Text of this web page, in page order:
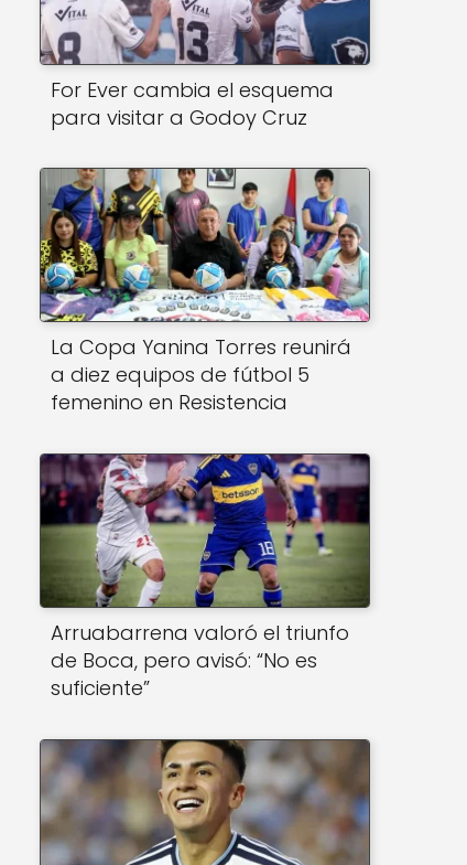
For Ever cambia el esquema
para visitar a Godoy Cruz
La Copa Yanina Torres reunirá
a diez equipos de fútbol 5
femenino en Resistencia
Arruabarrena valoró el triunfo
de Boca, pero avisó: “No es
suficiente”